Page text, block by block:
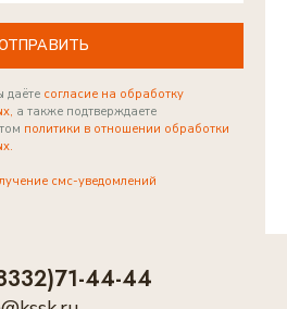
даёте согласие на обработку
а также подтверждаете
политики в отношении обработки
смс-уведомлений
44-44